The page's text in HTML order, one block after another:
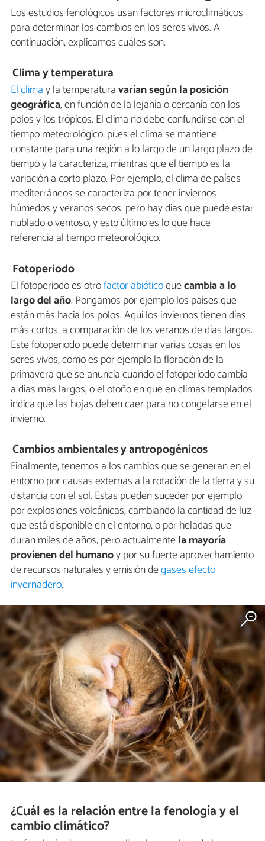
Los estudios fenológicos usan factores microclimáticos
para determinar los cambios en los seres vivos. A
continuación, explicamos cuáles son.
Clima y temperatura
El climay la temperaturavarían según la posición
geográfica, en función de la lejanía o cercanía con los
polos y los trópicos. El clima no debe confundirse con el
tiempo meteorológico, pues el clima se mantiene
constante para una región a lo largo de un largo plazo de
tiempo y la caracteriza, mientras que el tiempo es la
variación a corto plazo. Por ejemplo, el clima de países
mediterráneos se caracteriza por tener inviernos
húmedos y veranos secos, pero hay días que puede estar
nublado o ventoso, y esto último es lo que hace
referencia al tiempo meteorológico.
Fotoperiodo
El fotoperiodo es otrofactor abióticoquecambia a lo
largo del año. Pongamos por ejemplo los países que
están más hacia los polos. Aquí los inviernos tienen días
más cortos, a comparación de los veranos de días largos.
Este fotoperiodo puede determinar varias cosas en los
seres vivos, como es por ejemplo la floración de la
primavera que se anuncia cuando el fotoperiodo cambia
a días más largos, o el otoño en que en climas templados
indica que las hojas deben caer para no congelarse en el
invierno.
Cambios ambientales y antropogénicos
Finalmente, tenemos a los cambios que se generan en el
entorno por causas externas a la rotación de la tierra y su
distancia con el sol. Estas pueden suceder por ejemplo
por explosiones volcánicas, cambiando la cantidad de luz
que está disponible en el entorno, o por heladas que
duran miles de años, pero actualmentela mayoría
provienen del humanoy por su fuerte aprovechamiento
de recursos naturales y emisión degases efecto
invernadero.
¿Cuál es la relación entre la fenología y el
cambio climático?